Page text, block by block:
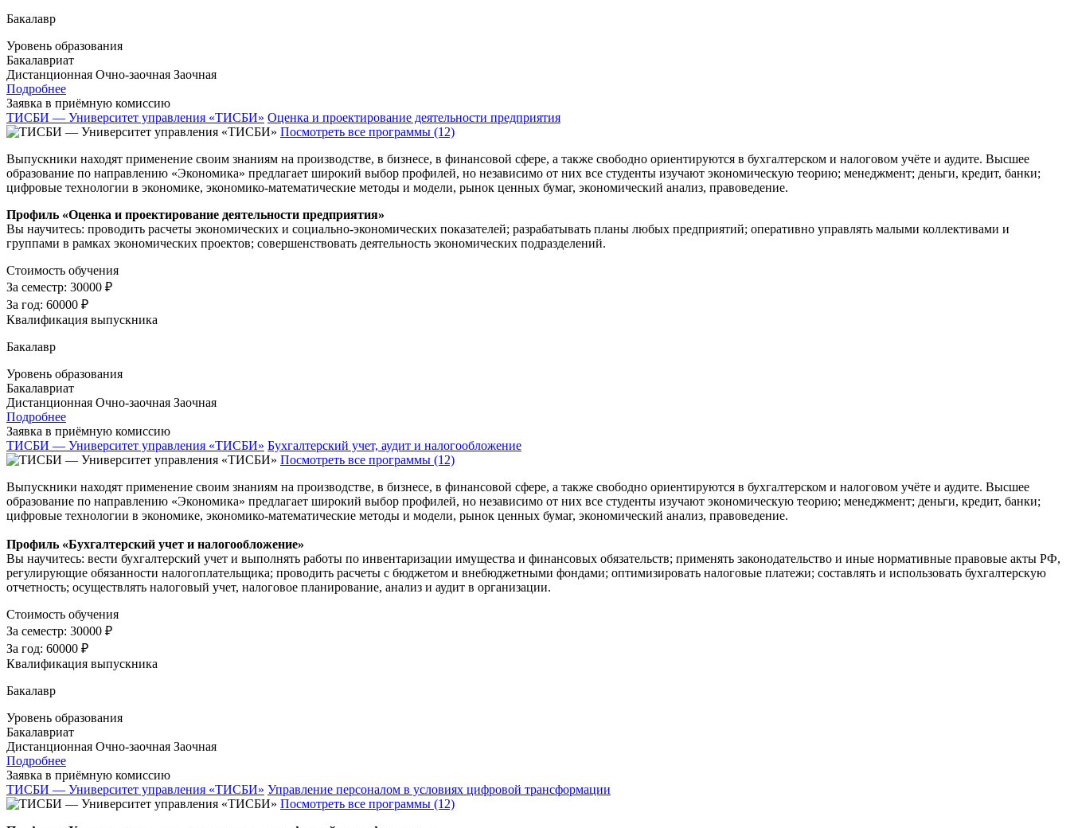
Бакалавр
Уровень образования
Бакалавриат
Дистанционная Очно-заочная Заочная
Подробнее
Заявка в приёмную комиссию
ТИСБИ — Университет управления «ТИСБИ» Оценка и проектирование деятельности предприятия
Посмотреть все программы (12)
Выпускники находят применение своим знаниям на производстве, в бизнесе, в финансовой сфере, а также свободно ориентируются в бухгалтерском и налоговом учёте и аудите. Высшее
образование по направлению «Экономика» предлагает широкий выбор профилей, но независимо от них все студенты изучают экономическую теорию; менеджмент; деньги, кредит, банки;
цифровые технологии в экономике, экономико-математические методы и модели, рынок ценных бумаг, экономический анализ, правоведение.
Профиль «Оценка и проектирование деятельности предприятия»
Вы научитесь: проводить расчеты экономических и социально-экономических показателей; разрабатывать планы любых предприятий; оперативно управлять малыми коллективами и
группами в рамках экономических проектов; совершенствовать деятельность экономических подразделений.
Стоимость обучения
За семестр: 30000 ₽
За год: 60000 ₽
Квалификация выпускника
Бакалавр
Уровень образования
Бакалавриат
Дистанционная Очно-заочная Заочная
Подробнее
Заявка в приёмную комиссию
ТИСБИ — Университет управления «ТИСБИ» Бухгалтерский учет, аудит и налогообложение
Посмотреть все программы (12)
Выпускники находят применение своим знаниям на производстве, в бизнесе, в финансовой сфере, а также свободно ориентируются в бухгалтерском и налоговом учёте и аудите. Высшее
образование по направлению «Экономика» предлагает широкий выбор профилей, но независимо от них все студенты изучают экономическую теорию; менеджмент; деньги, кредит, банки;
цифровые технологии в экономике, экономико-математические методы и модели, рынок ценных бумаг, экономический анализ, правоведение.
Профиль «Бухгалтерский учет и налогообложение»
Вы научитесь: вести бухгалтерский учет и выполнять работы по инвентаризации имущества и финансовых обязательств; применять законодательство и иные нормативные правовые акты РФ,
регулирующие обязанности налогоплательщика; проводить расчеты с бюджетом и внебюджетными фондами; оптимизировать налоговые платежи; составлять и использовать бухгалтерскую
отчетность; осуществлять налоговый учет, налоговое планирование, анализ и аудит в организации.
Стоимость обучения
За семестр: 30000 ₽
За год: 60000 ₽
Квалификация выпускника
Бакалавр
Уровень образования
Бакалавриат
Дистанционная Очно-заочная Заочная
Подробнее
Заявка в приёмную комиссию
ТИСБИ — Университет управления «ТИСБИ» Управление персоналом в условиях цифровой трансформации
Посмотреть все программы (12)